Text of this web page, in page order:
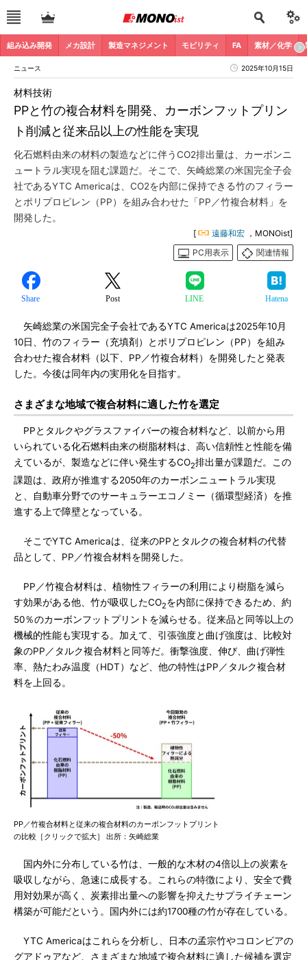
組み込み開発 メカ設計 製造マネジメント モビリティ FA 素材／化学
ニュース 2025年10月15日
PPと竹の複合材料を開発、カーボンフットプリン
ト削減と従来品以上の性能を実現
材料技術
化石燃料由来の材料の製造などに伴うCO2排出量は、カーボンニ
ュートラル実現を阻む課題だ。そこで、矢崎総業の米国完全子会
社であるYTC Americaは、CO2を内部に保持できる竹のフィラー
とポリプロピレン（PP）を組み合わせた「PP／竹複合材料」を
開発した。
[ 遠藤和宏 ，MONOist]
PC用表示
関連情報
Share Post LINE Hatena
矢崎総業の米国完全子会社であるYTC Americaは2025年10月
10日、竹のフィラー（充填剤）とポリプロピレン（PP）を組み
合わせた複合材料（以下、PP／竹複合材料）を開発したと発表
した。今後は同年内の実用化を目指す。
さまざまな地域で複合材料に適した竹を選定
PPとタルクやグラスファイバーの複合材料など、以前から用
いられている化石燃料由来の樹脂材料は、高い信頼性と性能を備
えているが、製造などに伴い発生するCO2排出量が課題だ。この
課題は、政府が推進する2050年のカーボンニュートラル実現
と、自動車分野でのサーキュラーエコノミー（循環型経済）を推
進する上で障壁となっている。
そこでYTC Americaは、従来のPPとタルクの複合材料の代替
品として、PP／竹複合材料を開発した。
PP／竹複合材料は、植物性フィラーの利用により樹脂を減ら
す効果がある他、竹が吸収したCO2を内部に保持できるため、約
50％のカーボンフットプリントを減らせる。従来品と同等以上の
機械的性能も実現する。加えて、引張強度と曲げ強度は、比較対
象のPP／タルク複合材料と同等だ。衝撃強度、伸び、曲げ弾性
率、熱たわみ温度（HDT）など、他の特性はPP／タルク複合材
料を上回る。
PP／竹複合材料と従来の複合材料のカーボンフットプリント
の比較［クリックで拡大］ 出所：矢崎総業
国内外に分布している竹は、一般的な木材の4倍以上の炭素を
吸収しながら、急速に成長する。これらの特徴により、安全で費
用対効果が高く、炭素排出量への影響を抑えたサプライチェーン
構築が可能だという。国内外には約1700種の竹が存在している。
YTC Americaはこれらを分析し、日本の孟宗竹やコロンビアの
グアドゥアなど、さまざまな地域で複合材料に適した候補を選定